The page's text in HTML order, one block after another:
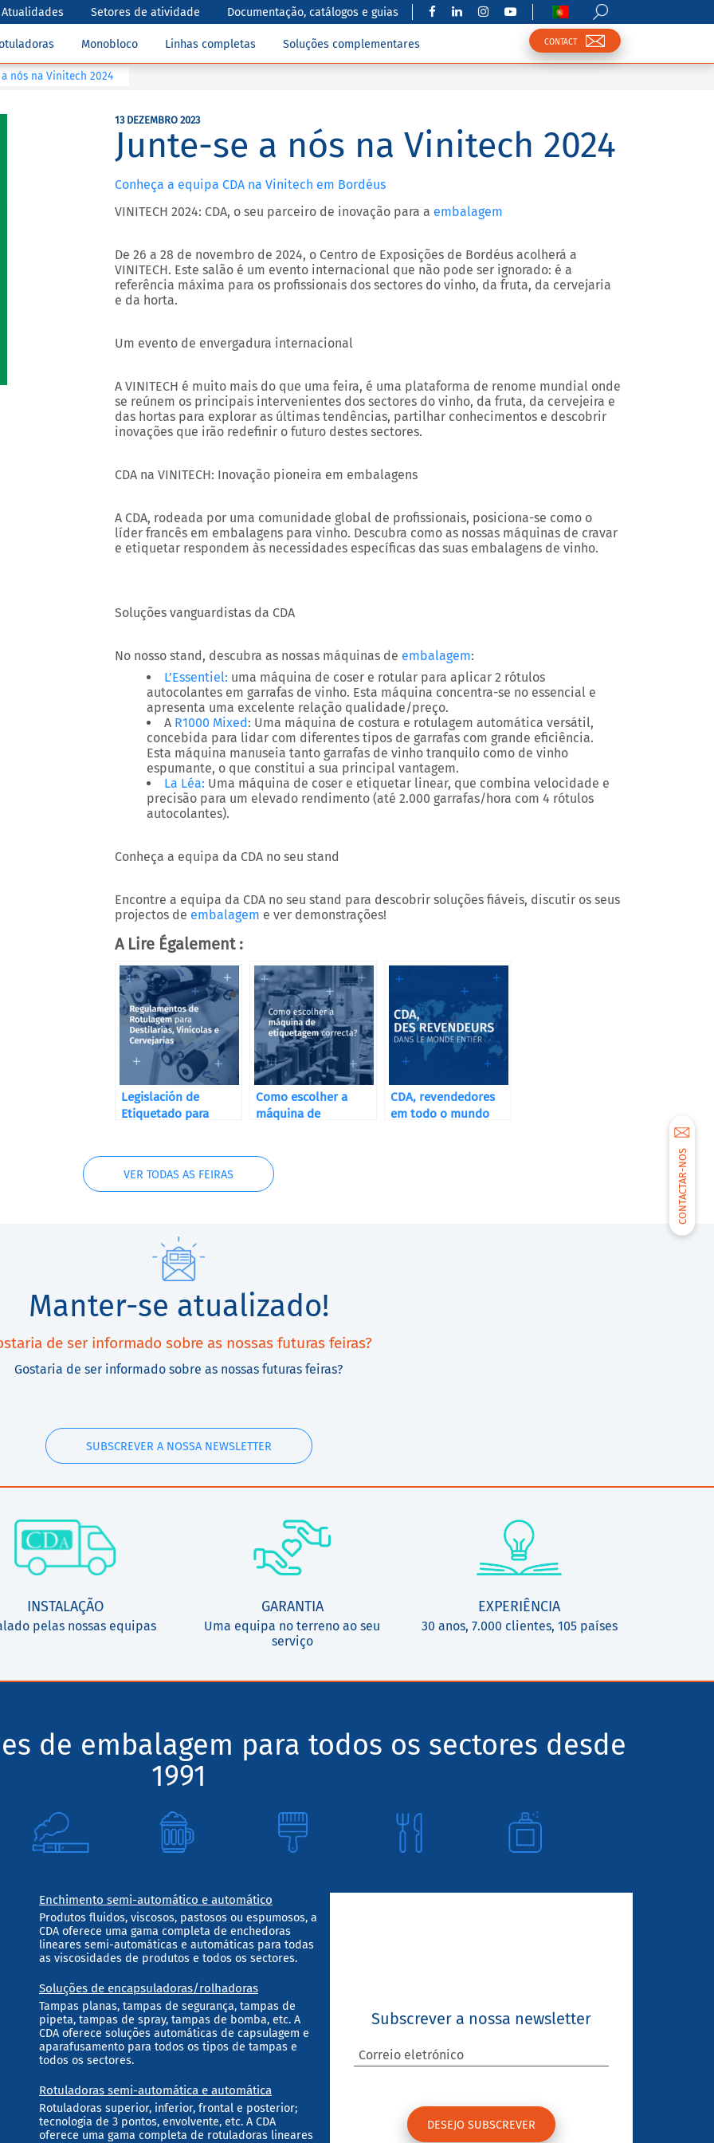
Atualidades Setores de atividade Documentação, catálogos e guias
Monobloco Linhas completas Soluções complementares CONTACT
CONTACTAR-NOS
a nós na Vinitech 2024
13 DEZEMBRO 2023
Junte-se a nós na Vinitech 2024
Conheça a equipa CDA na Vinitech em Bordéus
VINITECH 2024: CDA, o seu parceiro de inovação para a embalagem
De 26 a 28 de novembro de 2024, o Centro de Exposições de Bordéus acolherá a
VINITECH. Este salão é um evento internacional que não pode ser ignorado: é a
referência máxima para os profissionais dos sectores do vinho, da fruta, da cervejaria
e da horta.
Um evento de envergadura internacional
A VINITECH é muito mais do que uma feira, é uma plataforma de renome mundial onde
se reúnem os principais intervenientes dos sectores do vinho, da fruta, da cervejeira e
das hortas para explorar as últimas tendências, partilhar conhecimentos e descobrir
inovações que irão redefinir o futuro destes sectores.
CDA na VINITECH: Inovação pioneira em embalagens
A CDA, rodeada por uma comunidade global de profissionais, posiciona-se como o
líder francês em embalagens para vinho. Descubra como as nossas máquinas de cravar
e etiquetar respondem às necessidades específicas das suas embalagens de vinho.
Soluções vanguardistas da CDA
No nosso stand, descubra as nossas máquinas de embalagem:
L’Essentiel: uma máquina de coser e rotular para aplicar 2 rótulos
autocolantes em garrafas de vinho. Esta máquina concentra-se no essencial e
apresenta uma excelente relação qualidade/preço.
A R1000 Mixed: Uma máquina de costura e rotulagem automática versátil,
concebida para lidar com diferentes tipos de garrafas com grande eficiência.
Esta máquina manuseia tanto garrafas de vinho tranquilo como de vinho
espumante, o que constitui a sua principal vantagem.
La Léa: Uma máquina de coser e etiquetar linear, que combina velocidade e
precisão para um elevado rendimento (até 2.000 garrafas/hora com 4 rótulos
autocolantes).
Conheça a equipa da CDA no seu stand
Encontre a equipa da CDA no seu stand para descobrir soluções fiáveis, discutir os seus
projectos de embalagem e ver demonstrações!
A Lire Également :
Legislación de
Etiquetado para
Como escolher a
máquina de
CDA, revendedores
em todo o mundo
VER TODAS AS FEIRAS
Manter-se atualizado!
de ser informado sobre as nossas futuras feiras?
Gostaria de ser informado sobre as nossas futuras feiras?
SUBSCREVER A NOSSA NEWSLETTER
INSTALAÇÃO
pelas nossas equipas
GARANTIA
Uma equipa no terreno ao seu
serviço
EXPERIÊNCIA
30 anos, 7.000 clientes, 105 países
de embalagem para todos os sectores desde
1991
Enchimento semi-automático e automático
Produtos fluidos, viscosos, pastosos ou espumosos, a
CDA oferece uma gama completa de enchedoras
lineares semi-automáticas e automáticas para todas
as viscosidades de produtos e todos os sectores.
Soluções de encapsuladoras/rolhadoras
Tampas planas, tampas de segurança, tampas de
pipeta, tampas de spray, tampas de bomba, etc. A
CDA oferece soluções automáticas de capsulagem e
aparafusamento para todos os tipos de tampas e
todos os sectores.
Rotuladoras semi-automática e automática
Rotuladoras superior, inferior, frontal e posterior;
tecnologia de 3 pontos, envolvente, etc. A CDA
oferece uma gama completa de rotuladoras lineares
Subscrever a nossa newsletter
Correio eletrónico